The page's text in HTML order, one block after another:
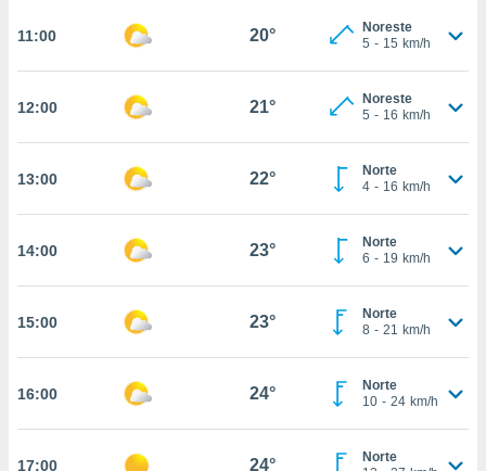
coste.
botón
a la
todas
ya sean
nos
en
perfil
y
CONTINUAR
11:00 20°
Noreste
5 - 15 km/h
12:00 21°
Noreste
5 - 16 km/h
13:00 22°
Norte
4 - 16 km/h
14:00 23°
Norte
6 - 19 km/h
15:00 23°
Norte
8 - 21 km/h
16:00 24°
Norte
10 - 24 km/h
17:00 24°
Norte